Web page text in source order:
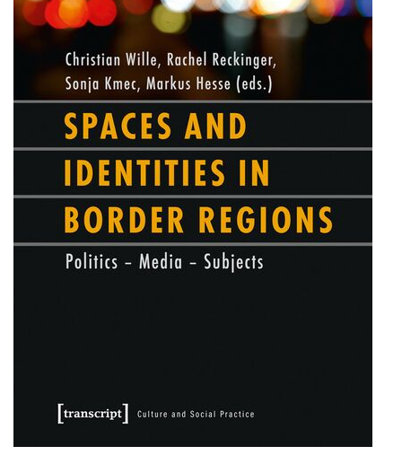
Gutachter für internationale
Fachzeitschriften und
Fördereinrichtungen
Mitherausgeber der Buchreihe
„Border Studies. Cultures, Spaces,
Orders” (Nomos)
Forschungsaufenthalte an der
Universität Flensburg, Viadrina
Universität Frankfurt (Oder),
Universität Lothringen, Universität
des Saarlandes und Universität